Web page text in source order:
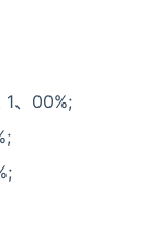
1、00%;